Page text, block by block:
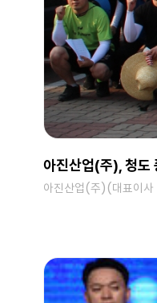
아진산업(주), 청도
아진산업(주)(대표이사